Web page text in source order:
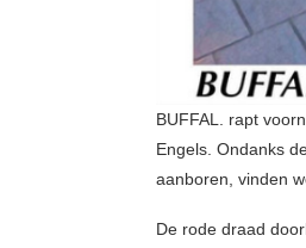
BUFFAL. rapt
Engels. Ondanks
aanboren, vinden
De rode draad